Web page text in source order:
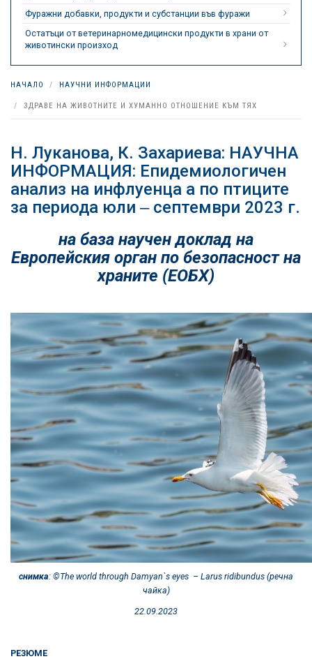
Фуражни добавки, продукти и субстанции във фуражи
Остатъци от ветеринарномедицински продукти в храни от
животински произход
НАЧАЛО НАУЧНИ ИНФОРМАЦИИ
ЗДРАВЕ НА ЖИВОТНИТЕ И ХУМАННО ОТНОШЕНИЕ КЪМ ТЯХ
Н. Луканова, К. Захариева: НАУЧНА
ИНФОРМАЦИЯ: Епидемиологичен
анализ на инфлуенца а по птиците
за периода юли ‒ септември 2023 г.
на база научен доклад на
Европейския орган по безопасност на
храните (ЕОБХ)
снимка: ©The world through Dаmyan`s eyes – Larus ridibundus (речна
чайка)
22.09.2023
РЕЗЮМЕ